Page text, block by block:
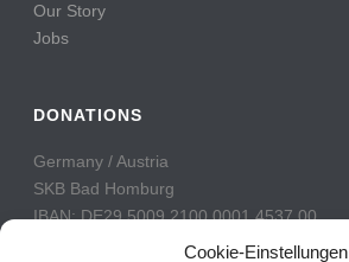
Cookie-Einstellungen
Our Story
Jobs
DONATIONS
Germany / Austria
SKB Bad Homburg
IBAN: DE29 5009 2100 0001 4537 00
BIC: GENODE51BH2